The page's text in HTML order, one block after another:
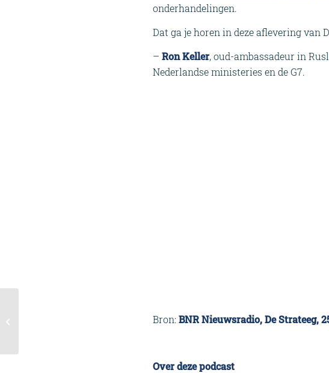
onderhandelingen.
Dat ga je horen in deze aflevering van
– Ron Keller, oud-ambassadeur in
Nederlandse ministeries en de G7.
Bron: BNR Nieuwsradio, De Strateeg,
Over deze podcast